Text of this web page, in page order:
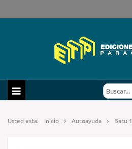
Usted esta: Inicio Autoayuda Batu 1